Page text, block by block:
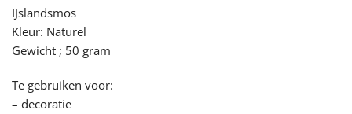
IJslandsmos
Kleur: Naturel
Gewicht ; 50 gram
Te gebruiken voor:
– decoratie